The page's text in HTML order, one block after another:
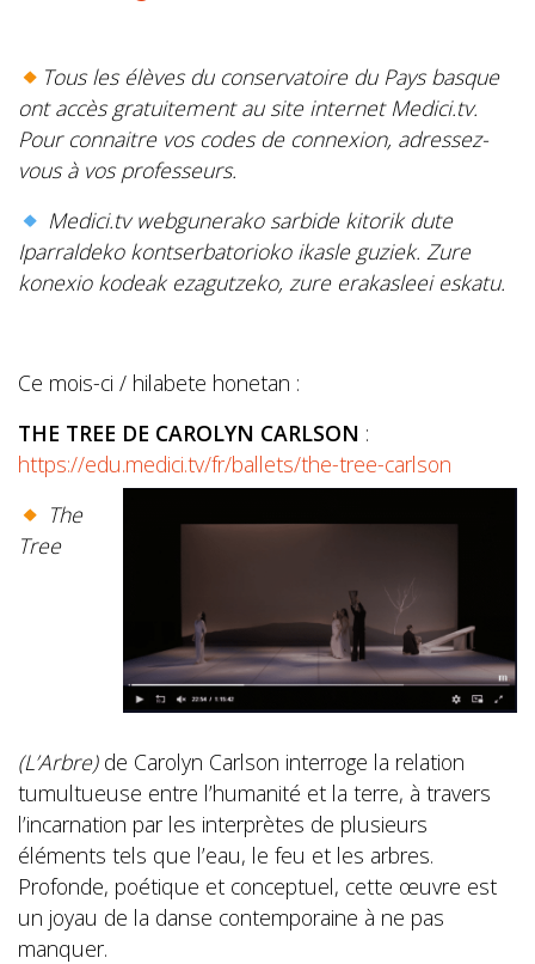
Tous les élèves du conservatoire du Pays basque
ont accès gratuitement au site internet Medici.tv.
Pour connaitre vos codes de connexion, adressez-
vous à vos professeurs.
Medici.tv webgunerako sarbide kitorik dute
Iparraldeko kontserbatorioko ikasle guziek. Zure
konexio kodeak ezagutzeko, zure erakasleei eskatu.
Ce mois-ci / hilabete honetan :
THE TREE DE CAROLYN CARLSON :
https://edu.medici.tv/fr/ballets/the-tree-carlson
The
Tree
(L’Arbre) de Carolyn Carlson interroge la relation
tumultueuse entre l’humanité et la terre, à travers
l’incarnation par les interprètes de plusieurs
éléments tels que l’eau, le feu et les arbres.
Profonde, poétique et conceptuel, cette œuvre est
un joyau de la danse contemporaine à ne pas
manquer.